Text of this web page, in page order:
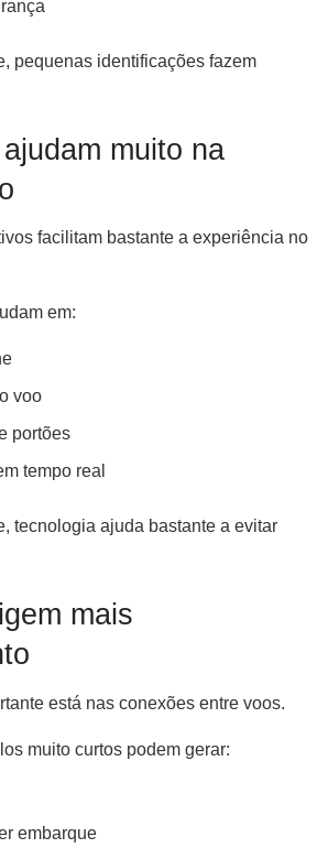
pequenas identificações fazem
muito na
facilitam bastante a experiência no
em:
voo
portões
tempo real
tecnologia ajuda bastante a evitar
mais
está nas conexões entre voos.
muito curtos podem gerar:
embarque